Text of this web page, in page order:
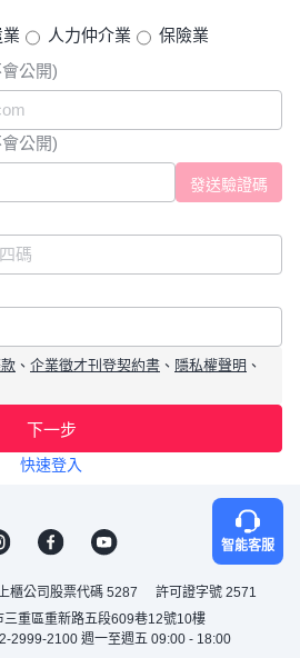
人力仲介業
保險業
公開)
公開)
、 企業徵才刊登契約書 、 隱私權聲明 、
下一步
快速登入
智能客服
櫃公司股票代碼 5287
許可證字號 2571
三重區重新路五段609巷12號10樓
2999-2100 週一至週五 09:00 - 18:00